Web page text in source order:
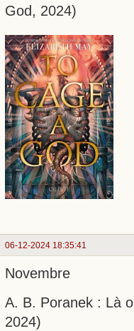
God, 2024)
06-12-2024 18:35:41
Novembre
A. B. Poranek : Là
2024)